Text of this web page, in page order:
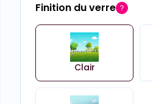
Finition du verre
Clair